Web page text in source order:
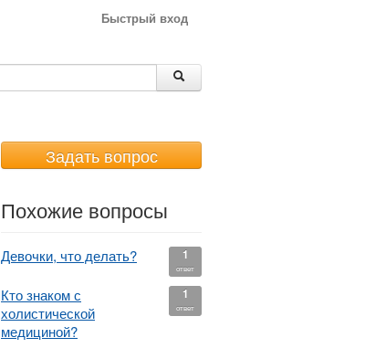
Быстрый вход
Задать вопрос
Похожие вопросы
1
ответ
Девочки, что делать?
1
ответ
Кто знаком с
холистической
медициной?